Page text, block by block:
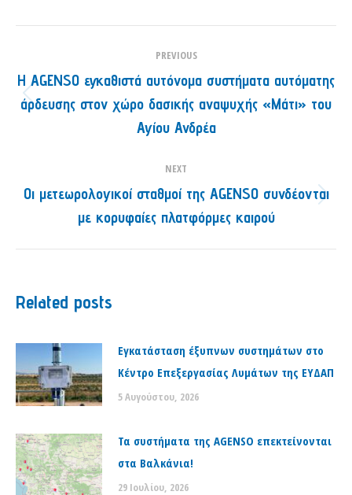
navigation
PREVIOUS
Previous
post:
Η AGENSO εγκαθιστά αυτόνομα συστήματα αυτόματης
άρδευσης στον χώρο δασικής αναψυχής «Μάτι» του
Αγίου Ανδρέα
NEXT
Next
post:
Οι μετεωρολογικοί σταθμοί της AGENSO συνδέονται
με κορυφαίες πλατφόρμες καιρού
Related posts
Εγκατάσταση έξυπνων συστημάτων στο
Κέντρο Επεξεργασίας Λυμάτων της ΕΥΔΑΠ
5 Αυγούστου, 2026
Τα συστήματα της AGENSO επεκτείνονται
στα Βαλκάνια!
29 Ιουλίου, 2026